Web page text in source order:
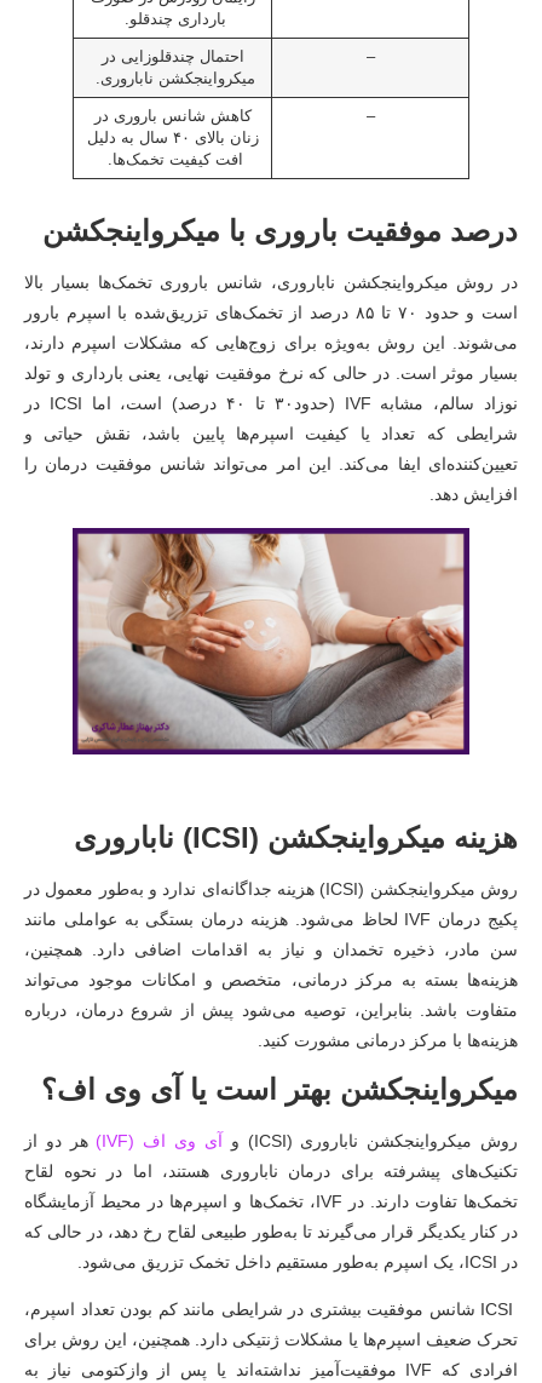
بارداری چندقلو.
–
احتمال چندقلوزایی در
میکرواینجکشن ناباروری.
–
کاهش شانس باروری در
زنان بالای ۴۰ سال به دلیل
افت کیفیت تخمک‌ها.
درصد موفقیت باروری با میکرواینجکشن
در روش میکرواینجکشن ناباروری، شانس باروری تخمک‌ها بسیار بالا
است و حدود ۷۰ تا ۸۵ درصد از تخمک‌های تزریق‌شده با اسپرم بارور
می‌شوند. این روش به‌ویژه برای زوج‌هایی که مشکلات اسپرم دارند،
بسیار موثر است. در حالی که نرخ موفقیت نهایی، یعنی بارداری و تولد
نوزاد سالم، مشابه IVF (حدود۳۰ تا ۴۰ درصد) است، اما ICSI در
شرایطی که تعداد یا کیفیت اسپرم‌ها پایین باشد، نقش حیاتی و
تعیین‌کننده‌ای ایفا می‌کند. این امر می‌تواند شانس موفقیت درمان را
افزایش دهد.
هزینه میکرواینجکشن (ICSI) ناباروری
روش میکرواینجکشن (ICSI) هزینه جداگانه‌ای ندارد و به‌طور معمول در
پکیج درمان IVF لحاظ می‌شود. هزینه درمان بستگی به عواملی مانند
سن مادر، ذخیره تخمدان و نیاز به اقدامات اضافی دارد. همچنین،
هزینه‌ها بسته به مرکز درمانی، متخصص و امکانات موجود می‌تواند
متفاوت باشد. بنابراین، توصیه می‌شود پیش از شروع درمان، درباره
هزینه‌ها با مرکز درمانی مشورت کنید.
میکرواینجکشن بهتر است یا آی وی اف؟
روش میکرواینجکشن ناباروری (ICSI) و آی وی اف (IVF)
هر دو از
تکنیک‌های پیشرفته برای درمان ناباروری هستند، اما در نحوه لقاح
تخمک‌ها تفاوت دارند. در IVF، تخمک‌ها و اسپرم‌ها در محیط آزمایشگاه
در کنار یکدیگر قرار می‌گیرند تا به‌طور طبیعی لقاح رخ دهد، در حالی که
در ICSI، یک اسپرم به‌طور مستقیم داخل تخمک تزریق می‌شود.
ICSI شانس موفقیت بیشتری در شرایطی مانند کم بودن تعداد اسپرم،
تحرک ضعیف اسپرم‌ها یا مشکلات ژنتیکی دارد. همچنین، این روش برای
افرادی که IVF موفقیت‌آمیز نداشته‌اند یا پس از وازکتومی نیاز به